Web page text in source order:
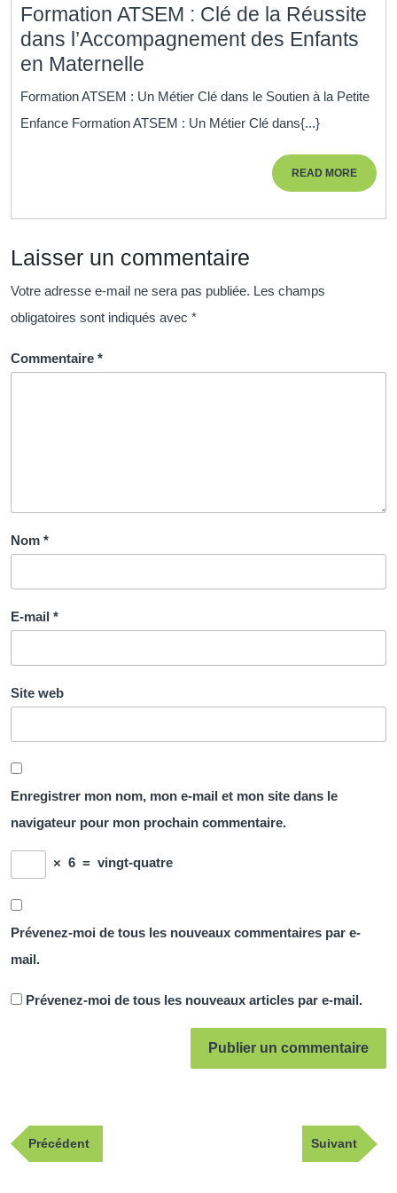
Formation ATSEM : Clé de la Réussite
dans l’Accompagnement des Enfants
en Maternelle
ATSEM
:
l’Accompagnement
des
Enfants
Formation ATSEM : Un Métier Clé dans le Soutien à la Petite
Enfance Formation ATSEM : Un Métier Clé dans{...}
READ MOREREAD
MORE
Laisser un commentaire
Votre adresse e-mail ne sera pas publiée. Les champs
obligatoires sont indiqués avec *
Commentaire *
Nom *
E-mail *
Site web
Enregistrer mon nom, mon e-mail et mon site dans le
navigateur pour mon prochain commentaire.
× 6 = vingt-quatre
Prévenez-moi de tous les nouveaux commentaires par e-
mail.
Prévenez-moi de tous les nouveaux articles par e-mail.
Navigation
dePublication
précédente
Précédent
Article
suivant
Suivant